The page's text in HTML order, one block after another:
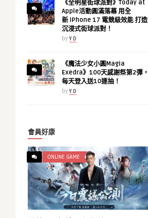
《全明星街球派對》Today at
Apple活動圓滿落幕 用全
新 iPhone 17 電競級效能 打造
沉浸式街球派對！
by Y D
《魔法少女小圓Magia
Exedra》100天感謝祭第2彈，
每天登入送10連抽！
by Y D
會員好康
ONLINE GAME